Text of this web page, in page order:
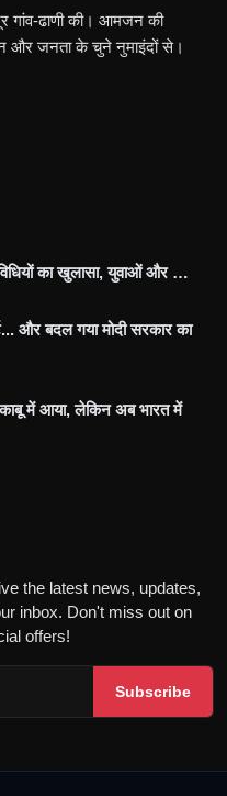
गांव-ढाणी की। आमजन की
और जनता के चुने नुमाइंदों से।
का खुलासा, युवाओं और …
और बदल गया मोदी सरकार का
में आया, लेकिन अब भारत में
the latest news, updates,
inbox. Don't miss out on
offers!
Subscribe